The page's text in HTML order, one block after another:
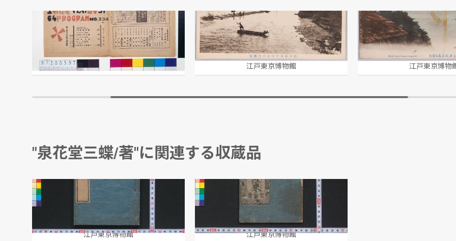
越野賢二/編
江戸東京博物館
獅子鼻及び千曲川の清流(信州風景絵葉書)
江戸東京博物館
稲村ヶ崎より富士及江
江戸東京博物
"泉花堂三蝶/著"に関連する収蔵品
百千鳥
江戸東京博物館
年中時候往来
泉花堂三蝶/著
江戸東京博物館